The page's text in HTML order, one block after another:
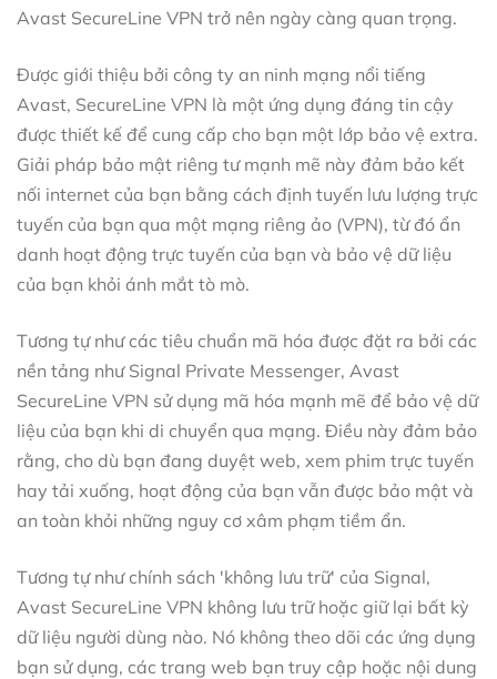
Avast SecureLine VPN trở nên ngày càng quan trọng.
Được giới thiệu bởi công ty an ninh mạng nổi tiếng
Avast, SecureLine VPN là một ứng dụng đáng tin cậy
được thiết kế để cung cấp cho bạn một lớp bảo vệ extra.
Giải pháp bảo mật riêng tư mạnh mẽ này đảm bảo kết
nối internet của bạn bằng cách định tuyến lưu lượng trực
tuyến của bạn qua một mạng riêng ảo (VPN), từ đó ẩn
danh hoạt động trực tuyến của bạn và bảo vệ dữ liệu
của bạn khỏi ánh mắt tò mò.
Tương tự như các tiêu chuẩn mã hóa được đặt ra bởi các
nền tảng như Signal Private Messenger, Avast
SecureLine VPN sử dụng mã hóa mạnh mẽ để bảo vệ dữ
liệu của bạn khi di chuyển qua mạng. Điều này đảm bảo
rằng, cho dù bạn đang duyệt web, xem phim trực tuyến
hay tải xuống, hoạt động của bạn vẫn được bảo mật và
an toàn khỏi những nguy cơ xâm phạm tiềm ẩn.
Tương tự như chính sách 'không lưu trữ' của Signal,
Avast SecureLine VPN không lưu trữ hoặc giữ lại bất kỳ
dữ liệu người dùng nào. Nó không theo dõi các ứng dụng
bạn sử dụng, các trang web bạn truy cập hoặc nội dung